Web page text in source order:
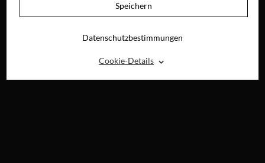
Speichern
Datenschutzbestimmungen
Cookie-Details ⌃